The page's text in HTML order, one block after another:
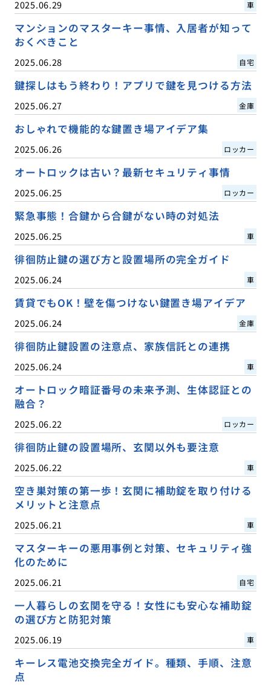
2025.06.29 車
マンションのマスターキー事情、入居者が知って
おくべきこと
2025.06.28 自宅
鍵探しはもう終わり！アプリで鍵を見つける方法
2025.06.27 金庫
おしゃれで機能的な鍵置き場アイデア集
2025.06.26 ロッカー
オートロックは古い？最新セキュリティ事情
2025.06.25 ロッカー
緊急事態！合鍵から合鍵がない時の対処法
2025.06.25 車
徘徊防止鍵の選び方と設置場所の完全ガイド
2025.06.24 車
賃貸でもOK！壁を傷つけない鍵置き場アイデア
2025.06.24 金庫
徘徊防止鍵設置の注意点、家族信託との連携
2025.06.24 車
オートロック暗証番号の未来予測、生体認証との
融合？
2025.06.22 ロッカー
徘徊防止鍵の設置場所、玄関以外も要注意
2025.06.22 車
空き巣対策の第一歩！玄関に補助錠を取り付ける
メリットと注意点
2025.06.21 車
マスターキーの悪用事例と対策、セキュリティ強
化のために
2025.06.21 自宅
一人暮らしの玄関を守る！女性にも安心な補助錠
の選び方と防犯対策
2025.06.19 車
キーレス電池交換完全ガイド。種類、手順、注意
点